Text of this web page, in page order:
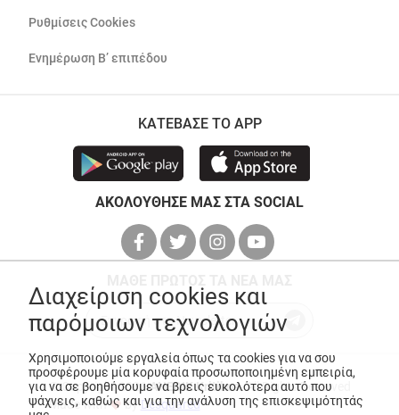
Ρυθμίσεις Cookies
Ενημέρωση Β’ επιπέδου
ΚΑΤΕΒΑΣΕ ΤΟ APP
ΑΚΟΛΟΥΘΗΣΕ ΜΑΣ ΣΤΑ SOCIAL
© Copyright 2026ANEDIK Kritikos. All Rights Reserved
Made with
byDesquared
Διαχείριση cookies και
παρόμοιων τεχνολογιών
Χρησιμοποιούμε εργαλεία όπως τα cookies για να σου
προσφέρουμε μία κορυφαία προσωποποιημένη εμπειρία,
για να σε βοηθήσουμε να βρεις ευκολότερα αυτό που
ψάχνεις, καθώς και για την ανάλυση της επισκεψιμότητάς